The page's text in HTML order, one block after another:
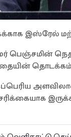
இஸ்ரேல்
பெஞ்சமின்